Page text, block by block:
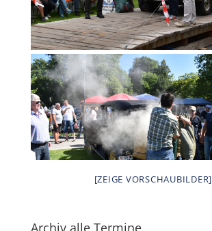
[ZEIGE VORSCHAUBILDER]
Archiv alle Termine